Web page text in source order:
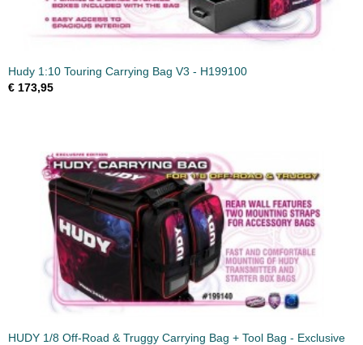
Hudy 1:10 Touring Carrying Bag V3 - H199100
€ 173,95
HUDY 1/8 Off-Road & Truggy Carrying Bag + Tool Bag - Exclusive